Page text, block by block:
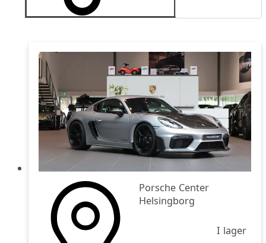
Pris
Pris fallande
Porsche Center
Helsingborg
I lager